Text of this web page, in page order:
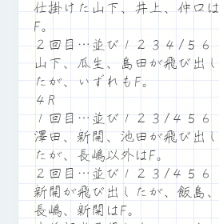
仕掛けた山下、井上、仲口は
F。
２回目…並び１２３４/５６
山下、瓜生、島田が飛び出し
たが、いずれもF。
４R
１回目…並び１２３/４５６
澤田、新開、池田が飛び出し
たが、長嶋以外はF。
２回目…並び１２３/４５６
新開が飛び出したが、飯島、
長嶋、新開はF。